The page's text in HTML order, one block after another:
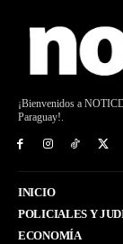
¡Bienvenidos a
Paraguay!.
INICIO
POLICIALES Y
ECONOMÍA